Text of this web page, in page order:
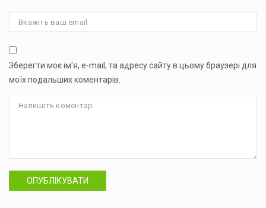
Зберегти моє ім'я, e-mail, та адресу сайту в цьому браузері для
моїх подальших коментарів.
ОПУБЛІКУВАТИ